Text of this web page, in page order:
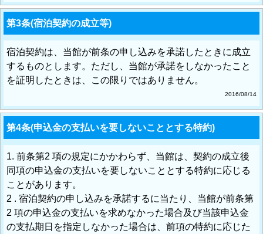
第3条(宿泊契約の成立等)
宿泊契約は、当館が前条の申し込みを承諾したときに成立
するものとします。ただし、当館が承諾をしなかったこと
を証明したときは、この限りではありません。
2016/08/14
第4条(申込金の支払いを要しないこととする特約)
1. 前条第2 項の規定にかかわらず、当館は、契約の成立後
同項の申込金の支払いを要しないこととする特約に応じる
ことがあります。
2 . 宿泊契約の申し込みを承諾するに当たり、当館が前条第
2 項の申込金の支払いを求めなかった場合及び当該申込金
の支払期日を指定しなかった場合は、前項の特約に応じた